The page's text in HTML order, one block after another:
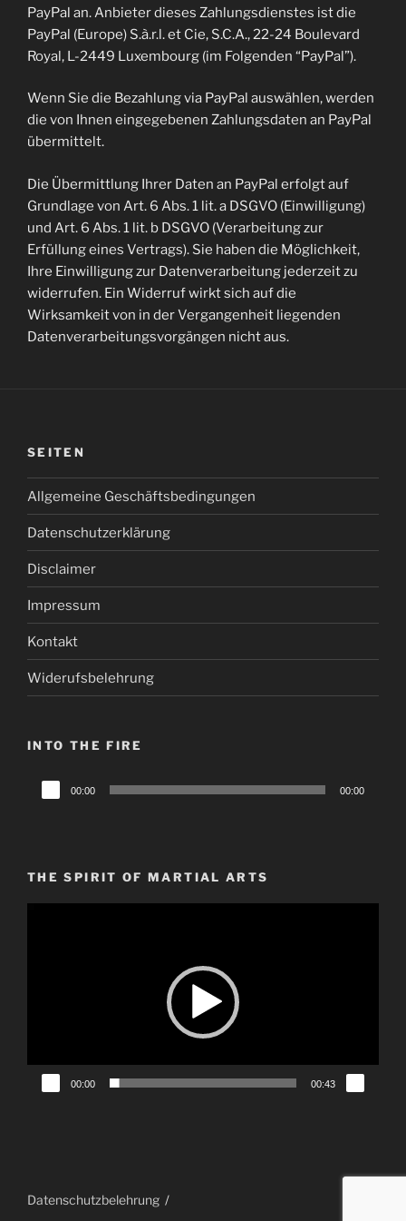
PayPal an. Anbieter dieses Zahlungsdienstes ist die
PayPal (Europe) S.à.r.l. et Cie, S.C.A., 22-24 Boulevard
Royal, L-2449 Luxembourg (im Folgenden “PayPal”).
Wenn Sie die Bezahlung via PayPal auswählen, werden
die von Ihnen eingegebenen Zahlungsdaten an PayPal
übermittelt.
Die Übermittlung Ihrer Daten an PayPal erfolgt auf
Grundlage von Art. 6 Abs. 1 lit. a DSGVO (Einwilligung)
und Art. 6 Abs. 1 lit. b DSGVO (Verarbeitung zur
Erfüllung eines Vertrags). Sie haben die Möglichkeit,
Ihre Einwilligung zur Datenverarbeitung jederzeit zu
widerrufen. Ein Widerruf wirkt sich auf die
Wirksamkeit von in der Vergangenheit liegenden
Datenverarbeitungsvorgängen nicht aus.
SEITEN
Allgemeine Geschäftsbedingungen
Datenschutzerklärung
Disclaimer
Impressum
Kontakt
Widerufsbelehrung
INTO THE FIRE
Audio-
Player
00:00 00:00
THE SPIRIT OF MARTIAL ARTS
00:00 00:43
Datenschutzbelehrung